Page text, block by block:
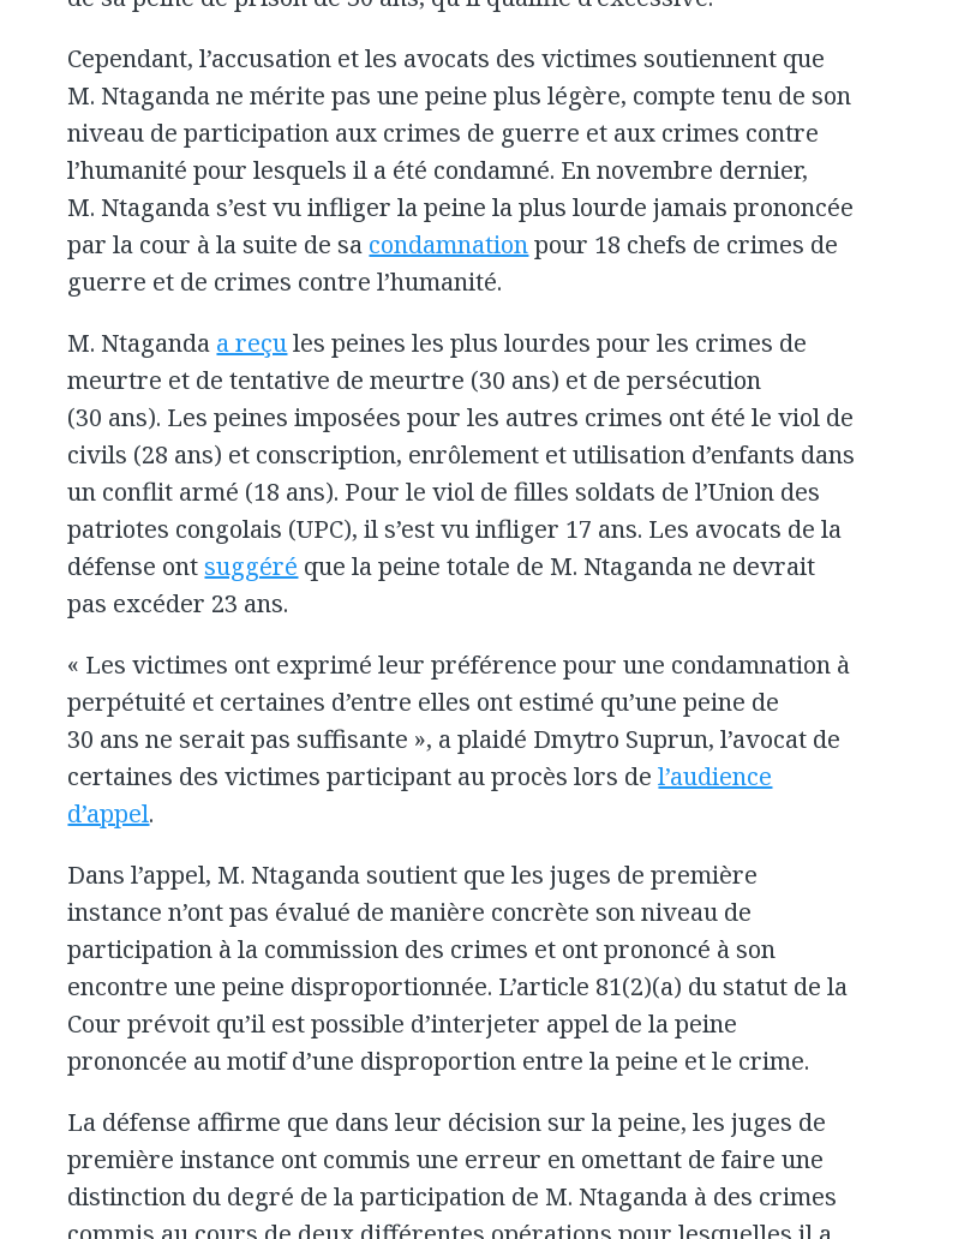
Cependant, l’accusation et les avocats des victimes soutiennent que
M. Ntaganda ne mérite pas une peine plus légère, compte tenu de son
niveau de participation aux crimes de guerre et aux crimes contre
l’humanité pour lesquels il a été condamné. En novembre dernier,
M. Ntaganda s’est vu infliger la peine la plus lourde jamais prononcée
par la cour à la suite de sa condamnationpour 18 chefs de crimes de
guerre et de crimes contre l’humanité.
M. Ntaganda a reçules peines les plus lourdes pour les crimes de
meurtre et de tentative de meurtre (30 ans) et de persécution
(30 ans). Les peines imposées pour les autres crimes ont été le viol de
civils (28 ans) et conscription, enrôlement et utilisation d’enfants dans
un conflit armé (18 ans). Pour le viol de filles soldats de l’Union des
patriotes congolais (UPC), il s’est vu infliger 17 ans. Les avocats de la
défense ontsuggéré que la peine totale de M. Ntaganda ne devrait
pas excéder 23 ans.
« Les victimes ont exprimé leur préférence pour une condamnation à
perpétuité et certaines d’entre elles ont estimé qu’une peine de
30 ans ne serait pas suffisante », a plaidé Dmytro Suprun, l’avocat de
certaines des victimes participant au procès lors del’audience
d’appel.
Dans l’appel, M. Ntaganda soutient que les juges de première
instance n’ont pas évalué de manière concrète son niveau de
participation à la commission des crimes et ont prononcé à son
encontre une peine disproportionnée. L’article 81(2)(a) du statut de la
Cour prévoit qu’il est possible d’interjeter appel de la peine
prononcée au motif d’une disproportion entre la peine et le crime.
La défense affirme que dans leur décision sur la peine, les juges de
première instance ont commis une erreur en omettant de faire une
distinction du degré de la participation de M. Ntaganda à des crimes